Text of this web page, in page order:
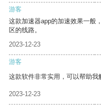
游客
这款加速器app的加速效果一般
区的线路。
2023-12-23
游客
这款软件非常实用，可以帮助我
2023-12-23